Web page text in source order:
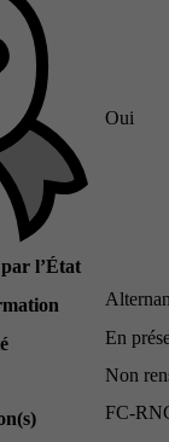
l’État
Oui
En
Non
FC-